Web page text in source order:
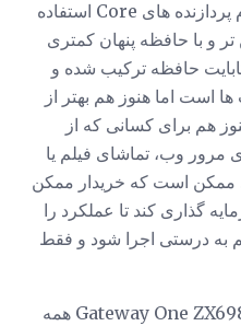
می کند که پردازنده های نسل دوم پردازنده های Core استفاده
و با حافظه پنهان کمتری
می کنند. این تنها با 4 گیگابایت حافظه ترکیب شده و
است اما هنوز هم بهتر از
هم برای کسانی که از
مرور وب، تماشای فیلم یا
ممکن است که خریدار ممکن
گذاری کند تا عملکرد را
دهد، حتی اگر ویندوز 8 هم به درستی اجرا شود و فقط
ذخیره سازی عاقلانه Gateway One ZX6980-UR308 همه